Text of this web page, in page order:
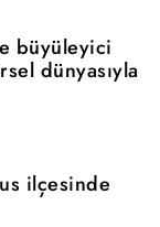
büyüleyici
dünyasıyla
ilçesinde